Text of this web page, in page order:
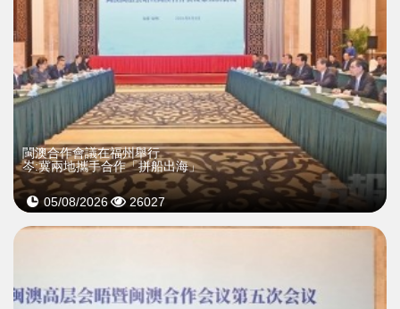
閩澳合作會議在福州舉行
岑:冀兩地攜手合作「拼船出海」
05/08/2026 26027